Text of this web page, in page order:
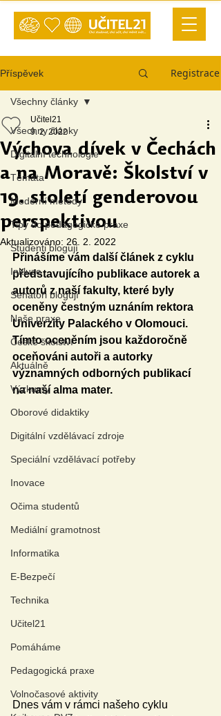
Příspěvek Registrace
Všechny články
Digitální technologie
Témata
Moderní metody
Tipy do pedagogické praxe
Studenti blogují
Inkluze
Senátoři blogují
Naše praxe
České školství
Aktuálně
Výzkumy
Oborové didaktiky
Digitální vzdělávací zdroje
Speciální vzdělávací potřeby
Inovace
Očima studentů
Mediální gramotnost
Informatika
E-Bezpečí
Technika
Učitel21
Pomáháme
Pedagogická praxe
Volnočasové aktivity
Všechny články
Výchova dívek v Čechách
a na Moravě: Školství v
19. století genderovou
perspektivou
Učitel21
9. 2. 2022
Aktualizováno: 26. 2. 2022
Přinášíme vám další článek z cyklu
představujícího publikace autorek a
autorů z naší fakulty, které byly
oceněny čestným uznáním rektora
Univerzity Palackého v Olomouci.
Tímto oceněním jsou každoročně
oceňováni autoři a autorky
významných odborných publikací
na naší alma mater.
Dnes vám v rámci našeho cyklu